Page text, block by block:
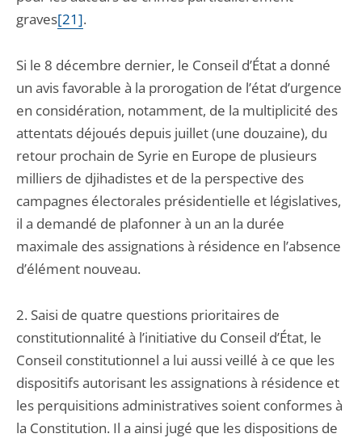
graves[21].
Si le 8 décembre dernier, le Conseil d’État a donné
un avis favorable à la prorogation de l’état d’urgence
en considération, notamment, de la multiplicité des
attentats déjoués depuis juillet (une douzaine), du
retour prochain de Syrie en Europe de plusieurs
milliers de djihadistes et de la perspective des
campagnes électorales présidentielle et législatives,
il a demandé de plafonner à un an la durée
maximale des assignations à résidence en l’absence
d’élément nouveau.
2. Saisi de quatre questions prioritaires de
constitutionnalité à l’initiative du Conseil d’État, le
Conseil constitutionnel a lui aussi veillé à ce que les
dispositifs autorisant les assignations à résidence et
les perquisitions administratives soient conformes à
la Constitution. Il a ainsi jugé que les dispositions de